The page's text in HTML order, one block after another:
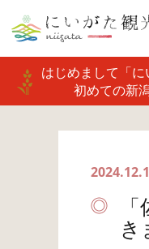
はじめまして「に
初めての新
き